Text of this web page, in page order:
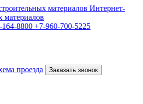
Интернет-
материалов
8800 +7-960-700-5225
проезда Заказать звонок